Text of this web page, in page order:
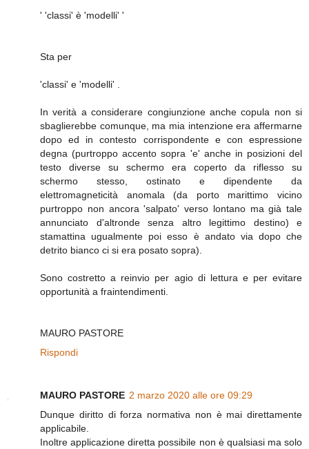
' 'classi' è 'modelli' '
Sta per
'classi' e 'modelli' .
In verità a considerare congiunzione anche copula non si
sbaglierebbe comunque, ma mia intenzione era affermarne
dopo ed in contesto corrispondente e con espressione
degna (purtroppo accento sopra 'e' anche in posizioni del
testo diverse su schermo era coperto da riflesso su
schermo stesso, ostinato e dipendente da
elettromagneticità anomala (da porto marittimo vicino
purtroppo non ancora 'salpato' verso lontano ma già tale
annunciato d'altronde senza altro legittimo destino) e
stamattina ugualmente poi esso è andato via dopo che
detrito bianco ci si era posato sopra).
Sono costretto a reinvio per agio di lettura e per evitare
opportunità a fraintendimenti.
MAURO PASTORE
Rispondi
MAURO PASTORE 2 marzo 2020 alle ore 09:29
Dunque diritto di forza normativa non è mai direttamente
applicabile.
Inoltre applicazione diretta possibile non è qualsiasi ma solo